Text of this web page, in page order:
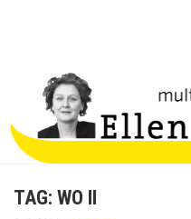
TAG: WO II